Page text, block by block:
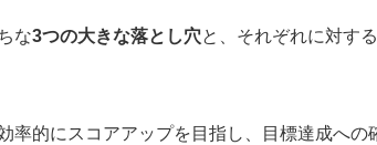
な3つの大きな落とし穴と、それぞれに対する
率的にスコアアップを目指し、目標達成への